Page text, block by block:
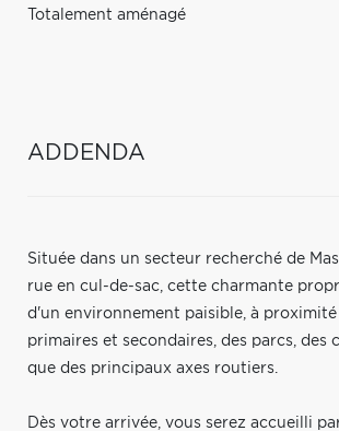
Totalement aménagé
ADDENDA
Située dans un secteur recherché de
rue en cul-de-sac, cette charmante
d'un environnement paisible, à proximité
primaires et secondaires, des parcs, des
que des principaux axes routiers.
Dès votre arrivée, vous serez accueilli